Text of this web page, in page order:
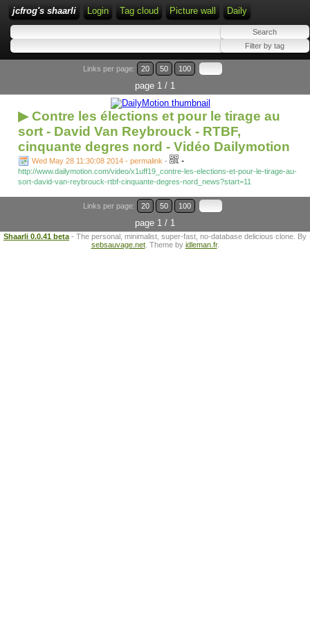
jcfrog's shaarli Login Tag cloud Picture wall Daily
Links per page: 20 50 100
page 1 / 1
▶ Contre les élections et pour le tirage au
sort - David Van Reybrouck - RTBF,
cinquante degres nord - Vidéo Dailymotion
Wed May 28 11:30:08 2014 - permalink - -
http://www.dailymotion.com/video/x1uff19_contre-les-elections-et-pour-le-tirage-au-
sort-david-van-reybrouck-rtbf-cinquante-degres-nord_news?start=11
Links per page: 20 50 100
page 1 / 1
Shaarli 0.0.41 beta - The personal, minimalist, super-fast, no-database delicious clone. By
sebsauvage.net. Theme by idleman.fr.